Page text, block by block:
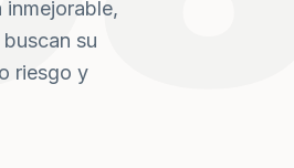
su
riesgo y